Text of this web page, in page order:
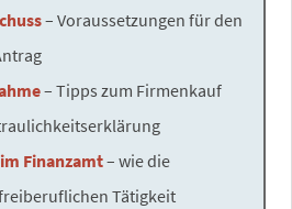
– Voraussetzungen für den
– Tipps zum Firmenkauf
Finanzamt– wie die
Tätigkeit